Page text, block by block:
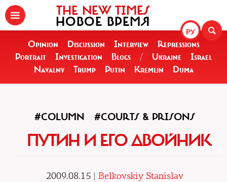
РУ
THE NEW TIMES
НОВОЕ ВРЕМЯ
Opinion Discussion Interview
Repressions
Portrait
Investigation Blogs / Ukraine
Israel
Navalny
Trump Putin Kremlin Duma
#COLUMN #COURTS & PRISONS
ПУТИН И ЕГО ДВОЙНИК
2009.08.15 | Belkovskiy Stanislav